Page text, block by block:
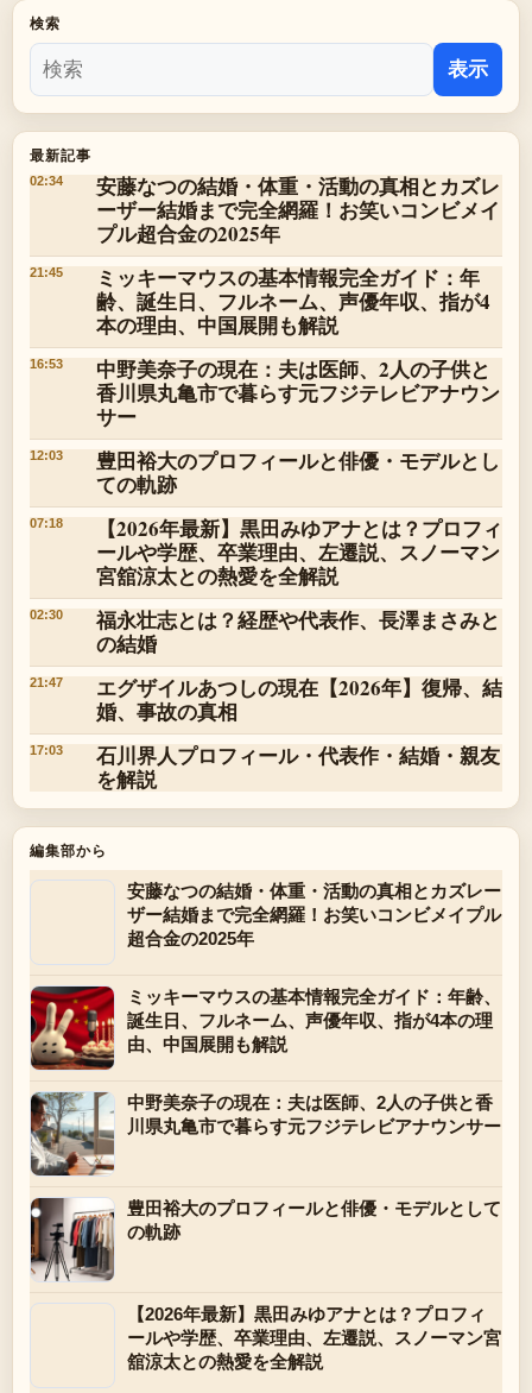
検索
表示
最新記事
02:34
安藤なつの結婚・体重・活動の真相とカズレ
ーザー結婚まで完全網羅！お笑いコンビメイ
プル超合金の2025年
21:45
ミッキーマウスの基本情報完全ガイド：年
齢、誕生日、フルネーム、声優年収、指が4
本の理由、中国展開も解説
16:53
中野美奈子の現在：夫は医師、2人の子供と
香川県丸亀市で暮らす元フジテレビアナウン
サー
12:03
豊田裕大のプロフィールと俳優・モデルとし
ての軌跡
07:18
【2026年最新】黒田みゆアナとは？プロフィ
ールや学歴、卒業理由、左遷説、スノーマン
宮舘涼太との熱愛を全解説
02:30
福永壮志とは？経歴や代表作、長澤まさみと
の結婚
21:47
エグザイルあつしの現在【2026年】復帰、結
婚、事故の真相
17:03
石川界人プロフィール・代表作・結婚・親友
を解説
編集部から
安藤なつの結婚・体重・活動の真相とカズレー
ザー結婚まで完全網羅！お笑いコンビメイプル
超合金の2025年
ミッキーマウスの基本情報完全ガイド：年齢、
誕生日、フルネーム、声優年収、指が4本の理
由、中国展開も解説
中野美奈子の現在：夫は医師、2人の子供と香
川県丸亀市で暮らす元フジテレビアナウンサー
豊田裕大のプロフィールと俳優・モデルとして
の軌跡
【2026年最新】黒田みゆアナとは？プロフィ
ールや学歴、卒業理由、左遷説、スノーマン宮
舘涼太との熱愛を全解説